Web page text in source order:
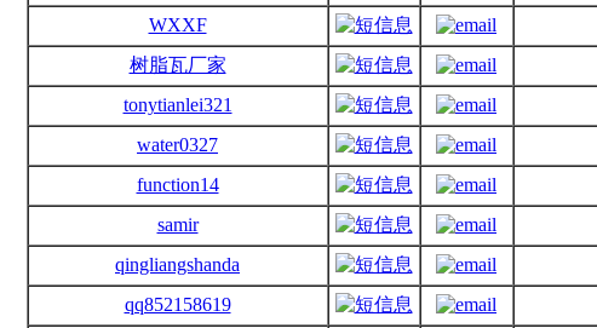
WXXF
树脂瓦厂家
tonytianlei321
water0327
function14
samir
qingliangshanda
qq852158619